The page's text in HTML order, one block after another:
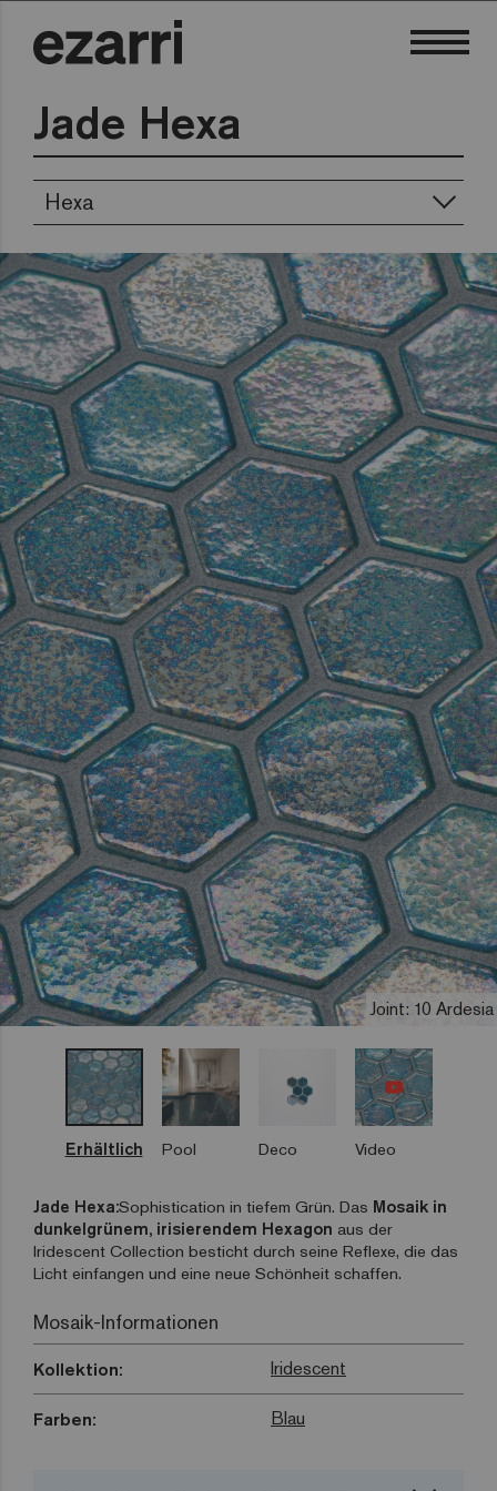
Jade Hexa
Hexa
Joint: 10 Ardesia
Erhältlich Pool Deco Video
Jade Hexa:Sophistication in tiefem Grün. Das Mosaik in
dunkelgrünem, irisierendem Hexagon aus der
Iridescent Collection besticht durch seine Reflexe, die das
Licht einfangen und eine neue Schönheit schaffen.
Mosaik-Informationen
Kollektion: Iridescent
Farben: Blau